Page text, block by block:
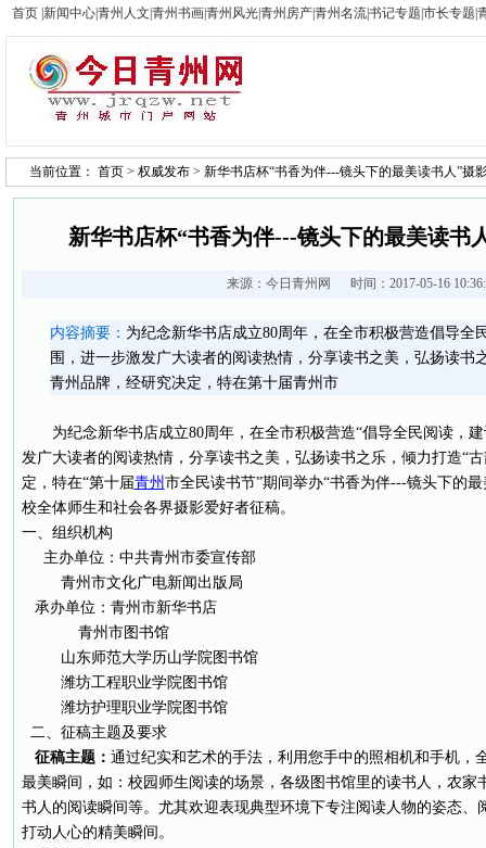
首页 新闻中心青州人文 青州书画青州风光青州房产青州名流书记专题 市长专题
当前位置： 首页 > 权威发布 > 新华书店杯“书香为伴---镜头下的最美读书人”摄
新华书店杯“书香为伴---镜头下的最美读书
来源： 今日青州网 时间：2017-05-16
内容摘要： 为纪念新华书店成立80周年，在全市积极营造倡导全
围，进一步激发广大读者的阅读热情，分享读书之美，弘扬读书
青州品牌，经研究决定，特在第十届青州市
为纪念新华书店成立80周年，在全市积极营造“倡导全民阅读，
发广大读者的阅读热情，分享读书之美，弘扬读书之乐，倾力打造“
定，特在“第十届青州 市全民读书节”期间举办“书香为伴---镜头下的
校全体师生和社会各界摄影爱好者征稿。
一、组织机构
主办单位：中共青州市委宣传部
青州市文化广电新闻出版局
承办单位：青州市新华书店
青州市图书馆
山东师范大学历山学院图书馆
潍坊工程职业学院图书馆
潍坊护理职业学院图书馆
二、征稿主题及要求
征稿主题： 通过纪实和艺术的手法，利用您手中的照相机和手机，
最美瞬间，如：校园师生阅读的场景，各级图书馆里的读书人，农家
书人的阅读瞬间等。尤其欢迎表现典型环境下专注阅读人物的姿态、
打动人心的精美瞬间。